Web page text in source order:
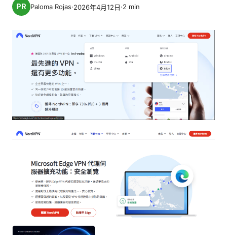
Paloma Rojas·2026年4月12日·2 min